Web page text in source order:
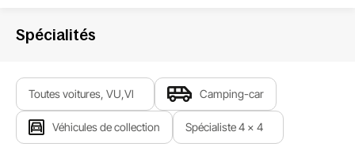
Spécialités
Toutes voitures, VU,Vl Camping-car
Véhicules de collection Spécialiste 4 x 4